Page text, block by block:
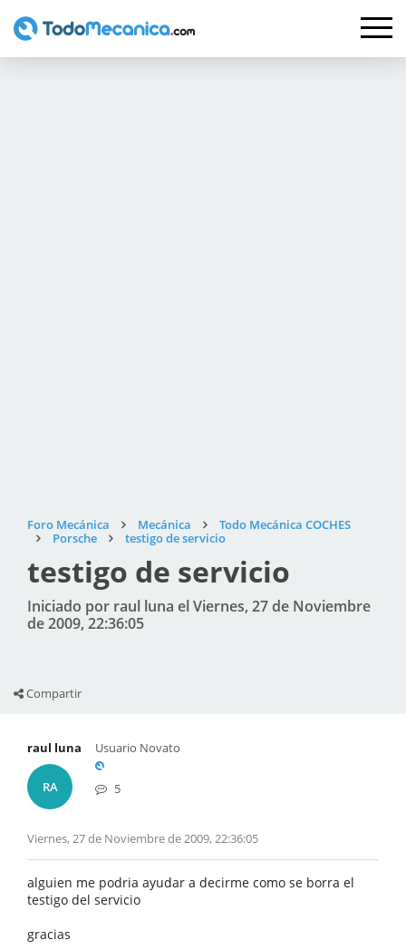
Foro Mecánica Mecánica
Todo Mecánica COCHES
Porsche
testigo de servicio
testigo de servicio
Iniciado por raul luna el Viernes, 27 de Noviembre
de 2009, 22:36:05
Compartir
raul luna
RA
Usuario Novato
5
Viernes, 27 de Noviembre de 2009, 22:36:05
alguien me podria ayudar a decirme como se borra el
testigo del servicio
gracias